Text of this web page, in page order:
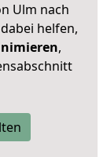
Ulm nach
helfen,
,